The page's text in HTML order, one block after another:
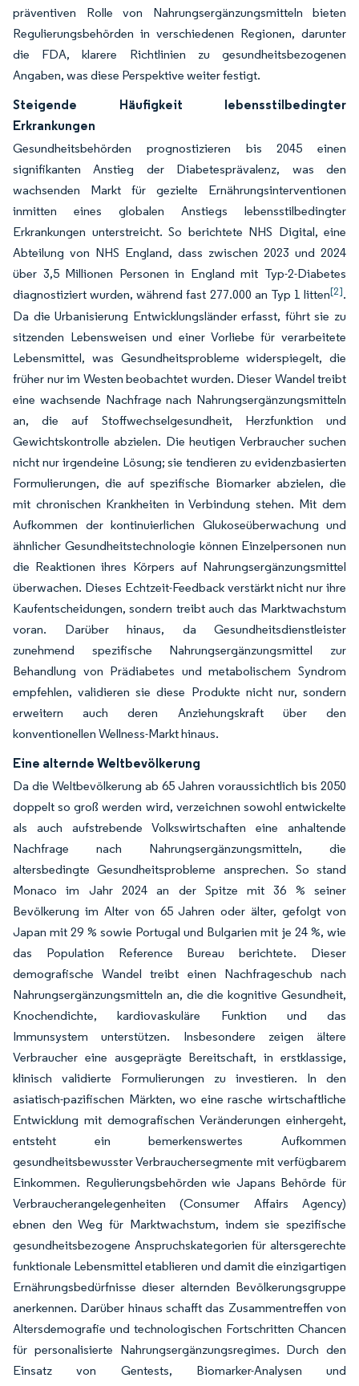
präventiven Rolle von Nahrungsergänzungsmitteln bieten
Regulierungsbehörden in verschiedenen Regionen, darunter
die FDA, klarere Richtlinien zu gesundheitsbezogenen
Angaben, was diese Perspektive weiter festigt.
Steigende Häufigkeit lebensstilbedingter
Erkrankungen
Gesundheitsbehörden prognostizieren bis 2045 einen
signifikanten Anstieg der Diabetesprävalenz, was den
wachsenden Markt für gezielte Ernährungsinterventionen
inmitten eines globalen Anstiegs lebensstilbedingter
Erkrankungen unterstreicht. So berichtete NHS Digital, eine
Abteilung von NHS England, dass zwischen 2023 und 2024
über 3,5 Millionen Personen in England mit Typ-2-Diabetes
diagnostiziert wurden, während fast 277.000 an Typ 1 litten[2].
Da die Urbanisierung Entwicklungsländer erfasst, führt sie zu
sitzenden Lebensweisen und einer Vorliebe für verarbeitete
Lebensmittel, was Gesundheitsprobleme widerspiegelt, die
früher nur im Westen beobachtet wurden. Dieser Wandel treibt
eine wachsende Nachfrage nach Nahrungsergänzungsmitteln
an, die auf Stoffwechselgesundheit, Herzfunktion und
Gewichtskontrolle abzielen. Die heutigen Verbraucher suchen
nicht nur irgendeine Lösung; sie tendieren zu evidenzbasierten
Formulierungen, die auf spezifische Biomarker abzielen, die
mit chronischen Krankheiten in Verbindung stehen. Mit dem
Aufkommen der kontinuierlichen Glukoseüberwachung und
ähnlicher Gesundheitstechnologie können Einzelpersonen nun
die Reaktionen ihres Körpers auf Nahrungsergänzungsmittel
überwachen. Dieses Echtzeit-Feedback verstärkt nicht nur ihre
Kaufentscheidungen, sondern treibt auch das Marktwachstum
voran. Darüber hinaus, da Gesundheitsdienstleister
zunehmend spezifische Nahrungsergänzungsmittel zur
Behandlung von Prädiabetes und metabolischem Syndrom
empfehlen, validieren sie diese Produkte nicht nur, sondern
erweitern auch deren Anziehungskraft über den
konventionellen Wellness-Markt hinaus.
Eine alternde Weltbevölkerung
Da die Weltbevölkerung ab 65 Jahren voraussichtlich bis 2050
doppelt so groß werden wird, verzeichnen sowohl entwickelte
als auch aufstrebende Volkswirtschaften eine anhaltende
Nachfrage nach Nahrungsergänzungsmitteln, die
altersbedingte Gesundheitsprobleme ansprechen. So stand
Monaco im Jahr 2024 an der Spitze mit 36 % seiner
Bevölkerung im Alter von 65 Jahren oder älter, gefolgt von
Japan mit 29 % sowie Portugal und Bulgarien mit je 24 %, wie
das Population Reference Bureau berichtete. Dieser
demografische Wandel treibt einen Nachfrageschub nach
Nahrungsergänzungsmitteln an, die die kognitive Gesundheit,
Knochendichte, kardiovaskuläre Funktion und das
Immunsystem unterstützen. Insbesondere zeigen ältere
Verbraucher eine ausgeprägte Bereitschaft, in erstklassige,
klinisch validierte Formulierungen zu investieren. In den
asiatisch-pazifischen Märkten, wo eine rasche wirtschaftliche
Entwicklung mit demografischen Veränderungen einhergeht,
entsteht ein bemerkenswertes Aufkommen
gesundheitsbewusster Verbrauchersegmente mit verfügbarem
Einkommen. Regulierungsbehörden wie Japans Behörde für
Verbraucherangelegenheiten (Consumer Affairs Agency)
ebnen den Weg für Marktwachstum, indem sie spezifische
gesundheitsbezogene Anspruchskategorien für altersgerechte
funktionale Lebensmittel etablieren und damit die einzigartigen
Ernährungsbedürfnisse dieser alternden Bevölkerungsgruppe
anerkennen. Darüber hinaus schafft das Zusammentreffen von
Altersdemografie und technologischen Fortschritten Chancen
für personalisierte Nahrungsergänzungsregimes. Durch den
Einsatz von Gentests, Biomarker-Analysen und